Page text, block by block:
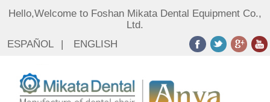
Hello,Welcome to Foshan Mikata Dental Equipment Co.,
Ltd.
ESPAÑOL
ENGLISH